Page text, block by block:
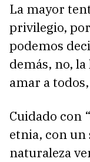
La mayor
privilegio,
podemos
demás, no,
amar a
Cuidado con
etnia, con un
naturaleza